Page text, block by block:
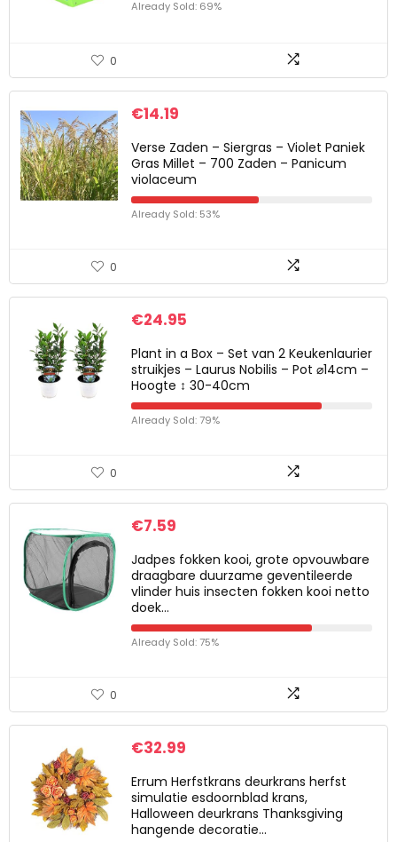
Already Sold: 69%
0
€14.19
Verse Zaden – Siergras – Violet Paniek
Gras Millet – 700 Zaden – Panicum
violaceum
Already Sold: 53%
0
€24.95
Plant in a Box – Set van 2 Keukenlaurier
struikjes – Laurus Nobilis – Pot ⌀14cm –
Hoogte ↕ 30-40cm
Already Sold: 79%
0
€7.59
Jadpes fokken kooi, grote opvouwbare
draagbare duurzame geventileerde
vlinder huis insecten fokken kooi netto
doek…
Already Sold: 75%
0
€32.99
Errum Herfstkrans deurkrans herfst
simulatie esdoornblad krans,
Halloween deurkrans Thanksgiving
hangende decoratie…